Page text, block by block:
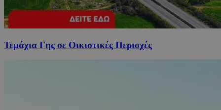
Τεμάχια Γης σε Οικιστικές Περιοχές